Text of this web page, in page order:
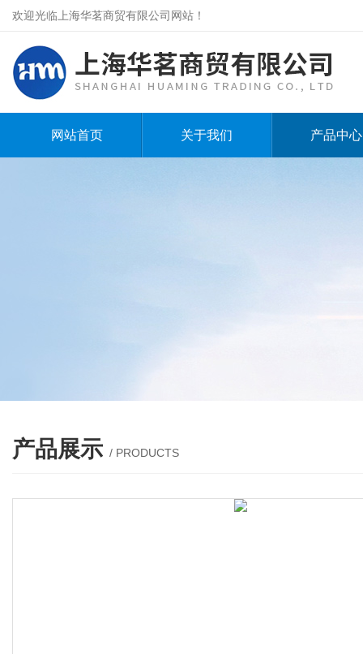
欢迎光临上海华茗商贸有限公司网站！
网站首页 关于我们 产品中心
产品展示 / PRODUCTS